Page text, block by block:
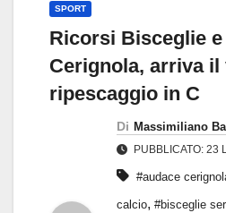
SPORT
Ricorsi Bisceglie e
Cerignola, arriva il
ripescaggio in C
Di Massimiliano
PUBBLICATO: 23
#audace
calcio, #bisceglie